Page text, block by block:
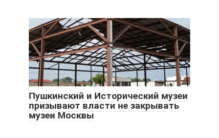
Пушкинский и Исторический музеи
призывают власти не закрывать
музеи Москвы